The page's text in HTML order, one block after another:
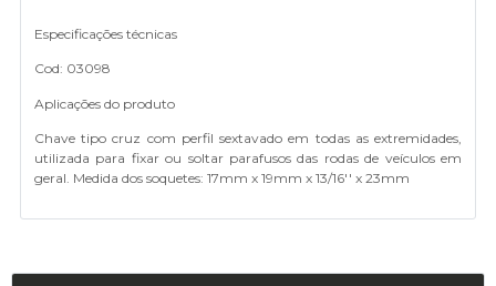
Especificações técnicas
Cod: 03098
Aplicações do produto
Chave tipo cruz com perfil sextavado em todas as extremidades,
utilizada para fixar ou soltar parafusos das rodas de veículos em
geral. Medida dos soquetes: 17mm x 19mm x 13/16'' x 23mm